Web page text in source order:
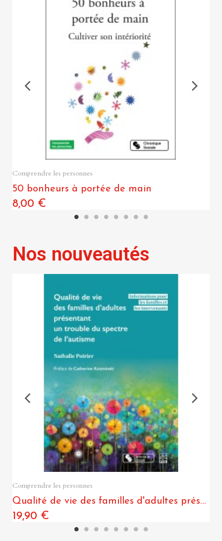
Quick View
Comprendre les personnes
50 bonheurs à portée de main
8,00 €
Nos nouveautés
Quick View
Comprendre les personnes
Qualité de vie des familles d'adultes présentant un troubles du spectre de l'autisme
19,90 €